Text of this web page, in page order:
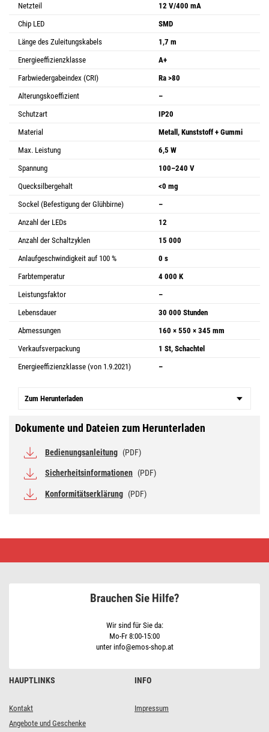
Netzteil
12 V/400 mA
Chip LED
SMD
Länge des Zuleitungskabels
1,7 m
Energieeffizienzklasse
A+
Farbwiedergabeindex (CRI)
Ra >80
Alterungskoeffizient
–
Schutzart
IP20
Material
Metall, Kunststoff + Gummi
Max. Leistung
6,5 W
Spannung
100–240 V
Quecksilbergehalt
<0 mg
Sockel (Befestigung der Glühbirne)
–
Anzahl der LEDs
12
Anzahl der Schaltzyklen
15 000
Anlaufgeschwindigkeit auf 100 %
0 s
Farbtemperatur
4 000 K
Leistungsfaktor
–
Lebensdauer
30 000 Stunden
Abmessungen
160 × 550 × 345 mm
Verkaufsverpackung
1 St, Schachtel
Energieeffizienzklasse (von 1.9.2021)
–
Zum Herunterladen
Dokumente und Dateien zum Herunterladen
Bedienungsanleitung (PDF)
Sicherheitsinformationen (PDF)
Konformitätserklärung (PDF)
STELLA,
HAUPTLINKS
Kontakt
Angebote und Geschenke
INFO
Impressum
Brauchen Sie Hilfe?
Wir sind für Sie da:
Mo-Fr 8:00-15:00
unter info@emos-shop.at